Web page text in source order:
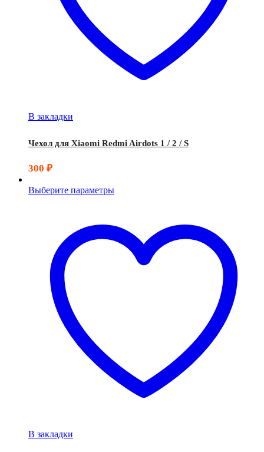
В закладки
Чехол для Xiaomi Redmi Airdots 1 / 2 / S
300 ₽
Выберите параметры
В закладки